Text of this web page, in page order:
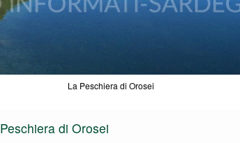
La Peschiera di Orosei
Peschiera di Orosei